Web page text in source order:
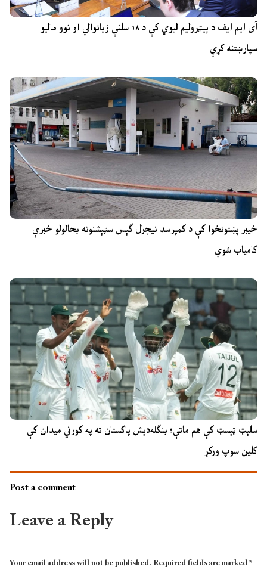
آی ایم ایف د پیټرولیم لیوي کې د ۱۸ سلنې زیاتوالي او نوو مالیو
سپارښتنه کړې
خیبر پښتونخوا کې د کمپرسډ نیچرل ګېس سټېشنونه بحالولو خبرې
کامیاب شوې
سلېټ ټېسټ کې هم ماتې؛ بنګله‌دېش پاکستان ته په کورني میدان کې
کلین سوپ ورکړ
Post a comment
Leave a Reply
Your email address will not be published.Required fields are marked*